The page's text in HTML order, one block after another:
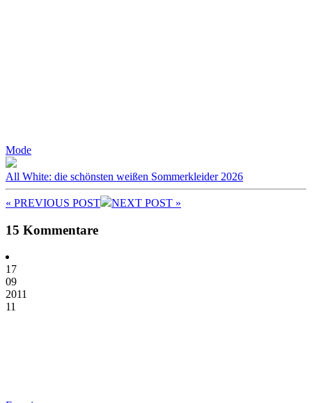
Mode
All White: die schönsten weißen Sommerkleider 2026
« PREVIOUS POST NEXT POST »
15 Kommentare
17
09
2011
11